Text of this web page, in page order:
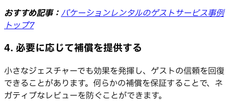
おすすめ記事： バケーションレンタルのゲストサービス事例
トップ7
4. 必要に応じて補償を提供する
小さなジェスチャーでも効果を発揮し、ゲストの信頼を回復
できることがあります。何らかの補償を保証することで、ネ
ガティブなレビューを防ぐことができます。